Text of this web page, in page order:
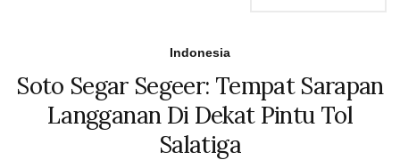
Indonesia
Soto Segar Segeer: Tempat Sarapan
Langganan Di Dekat Pintu Tol
Salatiga